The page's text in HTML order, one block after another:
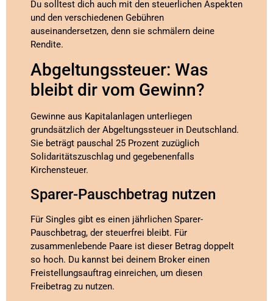
Du solltest dich auch mit den steuerlichen Aspekten
und den verschiedenen Gebühren
auseinandersetzen, denn sie schmälern deine
Rendite.
Abgeltungssteuer: Was
bleibt dir vom Gewinn?
Gewinne aus Kapitalanlagen unterliegen
grundsätzlich der Abgeltungssteuer in Deutschland.
Sie beträgt pauschal 25 Prozent zuzüglich
Solidaritätszuschlag und gegebenenfalls
Kirchensteuer.
Sparer-Pauschbetrag nutzen
Für Singles gibt es einen jährlichen Sparer-
Pauschbetrag, der steuerfrei bleibt. Für
zusammenlebende Paare ist dieser Betrag doppelt
so hoch. Du kannst bei deinem Broker einen
Freistellungsauftrag einreichen, um diesen
Freibetrag zu nutzen.